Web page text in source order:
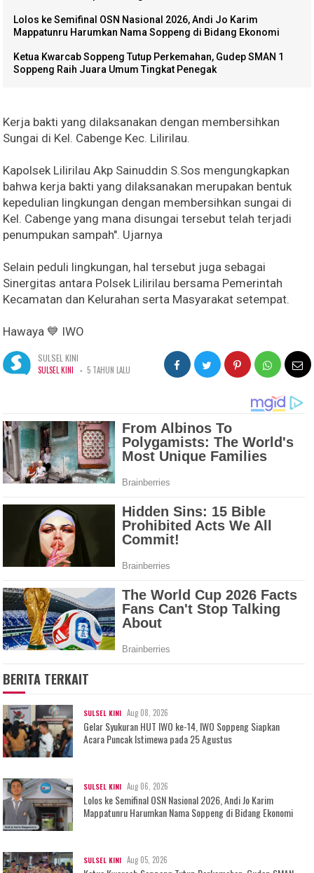
Lolos ke Semifinal OSN Nasional 2026, Andi Jo Karim
Mappatunru Harumkan Nama Soppeng di Bidang Ekonomi
Ketua Kwarcab Soppeng Tutup Perkemahan, Gudep SMAN 1
Soppeng Raih Juara Umum Tingkat Penegak
Kerja bakti yang dilaksanakan dengan membersihkan
Sungai di Kel. Cabenge Kec. Lilirilau.
Kapolsek Lilirilau Akp Sainuddin S.Sos mengungkapkan
bahwa kerja bakti yang dilaksanakan merupakan bentuk
kepedulian lingkungan dengan membersihkan sungai di
Kel. Cabenge yang mana disungai tersebut telah terjadi
penumpukan sampah". Ujarnya
Selain peduli lingkungan, hal tersebut juga sebagai
Sinergitas antara Polsek Lilirilau bersama Pemerintah
Kecamatan dan Kelurahan serta Masyarakat setempat.
Hawaya 💙 IWO
SULSEL KINI
SULSEL KINI - 5 TAHUN LALU
BERITA TERKAIT
SULSEL KINI Aug 08, 2026
Gelar Syukuran HUT IWO ke-14, IWO Soppeng Siapkan
Acara Puncak Istimewa pada 25 Agustus
SULSEL KINI Aug 06, 2026
Lolos ke Semifinal OSN Nasional 2026, Andi Jo Karim
Mappatunru Harumkan Nama Soppeng di Bidang Ekonomi
SULSEL KINI Aug 05, 2026